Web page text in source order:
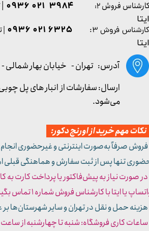
کارشناس فروش ۳: ۶۳۲۵ ۰۲۱ ۰۹۳۶ |
ایتا
آدرس: تهران - خیابان بهار شمالی
مهم خرید از اورنج دکور:
صرفاً به‌صورت اینترنتی و غیرحضوری
تنها پس از ثبت سفارش و هماهنگی قبلی
صورت نیاز به پیش‌فاکتور یا پرداخت کارت به
یا ایتا با کارشناس فروش شماره ۱ تماس بگیرید.
حمل و نقل در تهران و سایر شهرستان‌ها
کارشناس فروش ۲:
۳۹۸۴ ۰۲۱ ۰۹۳۶
ایتا
ارسال: سفارشات از انبار های پل
می‌شود.